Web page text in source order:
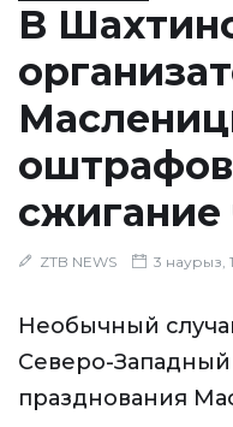
В
сжигание
ZTB NEWS 3 наурыз,
Необычный
Северо-
празднования